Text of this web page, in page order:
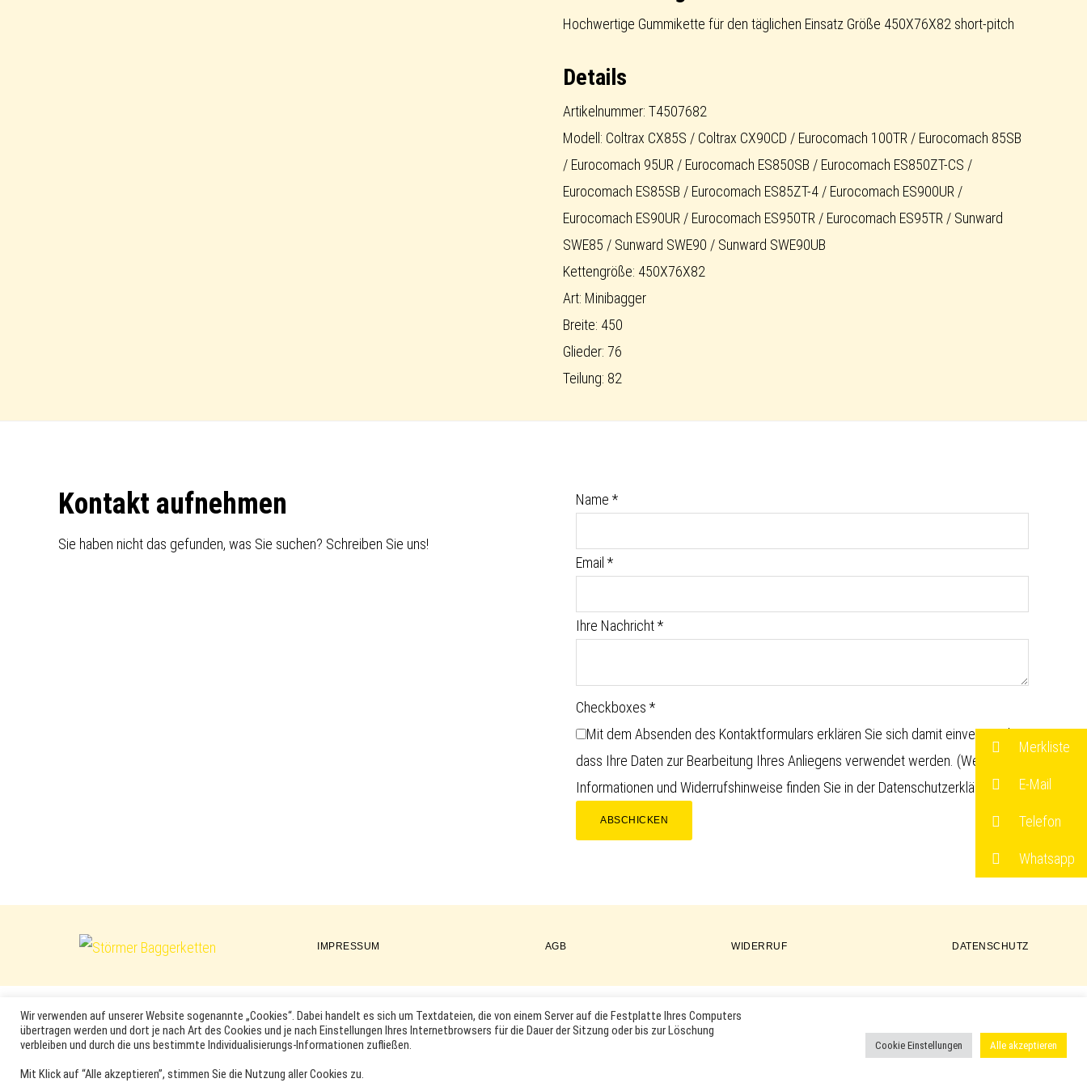
short-
Menge
Hochwertige Gummikette für den täglichen Einsatz Größe 450X76X82 short-pitch
Details
Artikelnummer: T4507682
Modell: Coltrax CX85S / Coltrax CX90CD / Eurocomach 100TR / Eurocomach 85SB
/ Eurocomach 95UR / Eurocomach ES850SB / Eurocomach ES850ZT-CS /
Eurocomach ES85SB / Eurocomach ES85ZT-4 / Eurocomach ES900UR /
Eurocomach ES90UR / Eurocomach ES950TR / Eurocomach ES95TR / Sunward
SWE85 / Sunward SWE90 / Sunward SWE90UB
Kettengröße: 450X76X82
Art: Minibagger
Breite: 450
Glieder: 76
Teilung: 82
FooterKontakt aufnehmen
Sie haben nicht das gefunden, was Sie suchen? Schreiben Sie uns!
Name *
Email *
Ihre Nachricht*
Checkboxes *
Mit dem Absenden des Kontaktformulars erklären Sie sich damit einverstanden,
dass Ihre Daten zur Bearbeitung Ihres Anliegens verwendet werden. (Weitere
Informationen und Widerrufshinweise finden Sie in der Datenschutzerklärung)
ABSCHICKEN
Baggerketten
IMPRESSUM AGB WIDERRUF DATENSCHUTZ
COPYRIGHT © 2026 · WORDPRESS ·LOG IN
MARKEN, ERSATZTEILNUMMERN, PRODUKTNAMEN SOWIE PRODUKTABBILDUNGEN UND LOGOS WERDEN NUR ZUR IDENTIFIKATION DER PRODUKTE VERWENDET UND KÖNNEN EINGETRAGENE MARKEN
DER ENTSPRECHENDEN HERSTELLER SEIN. VERWENDETE MARKEN- UND PRODUKTNAMEN SIND HANDELSMARKEN, WARENZEICHEN ODER EINGETRAGENE WARENZEICHEN DER ENTSPRECHENDEN
Wir verwenden auf unserer Website sogenannte „Cookies“. Dabei handelt es sich um Textdateien, die von einem Server auf die Festplatte Ihres Computers
übertragen werden und dort je nach Art des Cookies und je nach Einstellungen Ihres Internetbrowsers für die Dauer der Sitzung oder bis zur Löschung
verbleiben und durch die uns bestimmte Individualisierungs-Informationen zufließen.
Mit Klick auf “Alle akzeptieren”, stimmen Sie die Nutzung aller Cookies zu.
Cookie Einstellungen Alle akzeptieren
Merkliste
E-Mail
Telefon
Whatsapp